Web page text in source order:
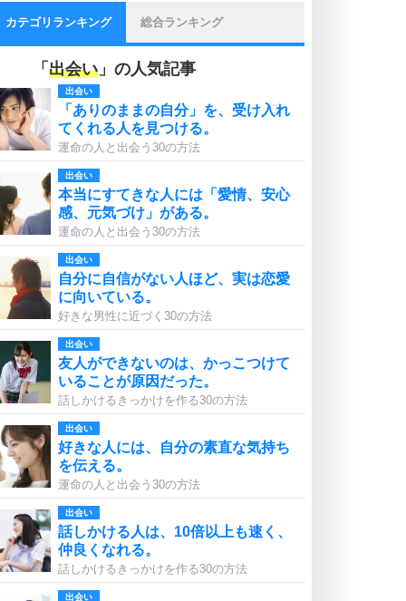
カテゴリランキング 総合ランキング
「 出会い 」の人気記事
出会い
「ありのままの自分」を、受け入れ
てくれる人を見つける。
運命の人と出会う30の方法
出会い
本当にすてきな人には「愛情、安心
感、元気づけ」がある。
運命の人と出会う30の方法
出会い
自分に自信がない人ほど、実は恋愛
に向いている。
好きな男性に近づく30の方法
出会い
友人ができないのは、かっこつけて
いることが原因だった。
話しかけるきっかけを作る30の方法
出会い
好きな人には、自分の素直な気持ち
を伝える。
運命の人と出会う30の方法
出会い
話しかける人は、10倍以上も速く、
仲良くなれる。
話しかけるきっかけを作る30の方法
出会い